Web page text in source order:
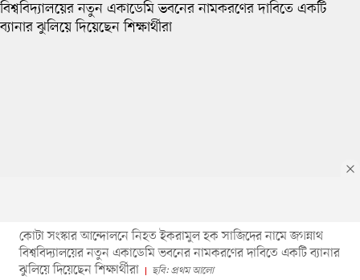
কোটা সংস্কার আন্দোলনে নিহত ইকরামুল হক সাজিদের নামে জগন্নাথ
বিশ্ববিদ্যালয়ের নতুন একাডেমি ভবনের নামকরণের দাবিতে একটি ব্যানার
ঝুলিয়ে দিয়েছেন শিক্ষার্থীরা
ছবি: প্রথম আলো